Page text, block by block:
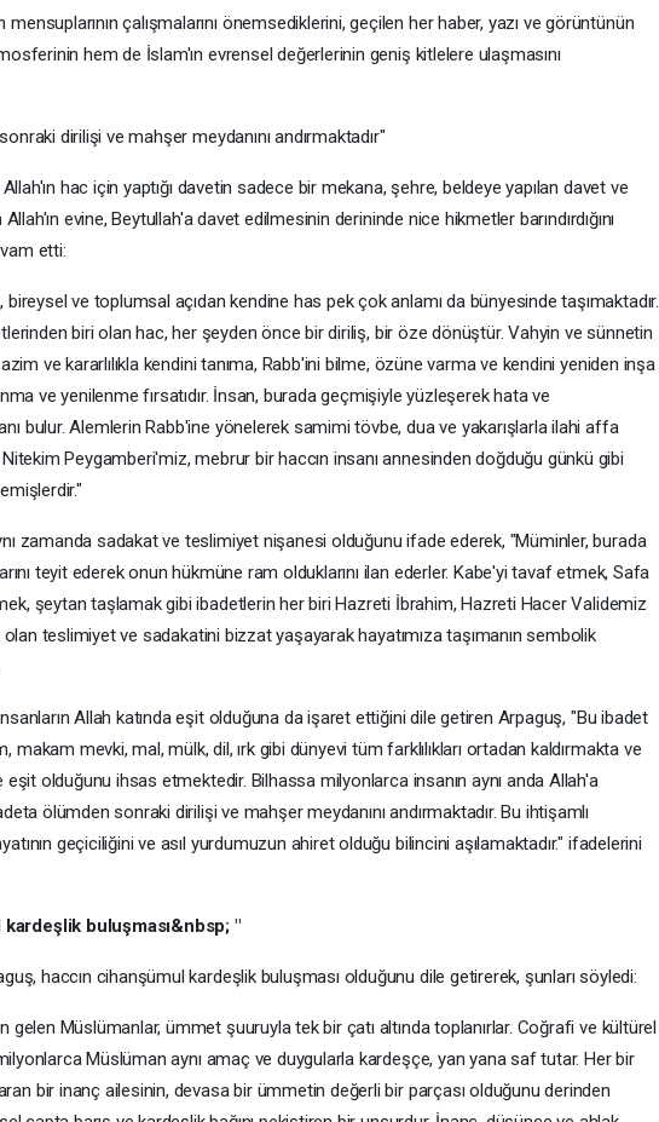
çalışmalarını önemsediklerini, geçilen her haber, yazı ve görüntünün
hem de İslam'ın evrensel değerlerinin geniş kitlelere ulaşmasını
dirilişi ve mahşer meydanını andırmaktadır"
hac için yaptığı davetin sadece bir mekana, şehre, beldeye yapılan davet ve
Allah'ın evine, Beytullah'a davet edilmesinin derininde nice hikmetler barındırdığını
etti:
ve toplumsal açıdan kendine has pek çok anlamı da bünyesinde taşımaktadır.
biri olan hac, her şeyden önce bir diriliş, bir öze dönüştür. Vahyin ve sünnetin
ve kararlılıkla kendini tanıma, Rabb'ini bilme, özüne varma ve kendini yeniden inşa
ve yenilenme fırsatıdır. İnsan, burada geçmişiyle yüzleşerek hata ve
bulur. Alemlerin Rabb'ine yönelerek samimi tövbe, dua ve yakarışlarla ilahi affa
Peygamberi'miz, mebrur bir haccın insanı annesinden doğduğu günkü gibi
zamanda sadakat ve teslimiyet nişanesi olduğunu ifade ederek, "Müminler, burada
teyit ederek onun hükmüne ram olduklarını ilan ederler. Kabe'yi tavaf etmek, Safa
şeytan taşlamak gibi ibadetlerin her biri Hazreti İbrahim, Hazreti Hacer Validemiz
teslimiyet ve sadakatini bizzat yaşayarak hayatımıza taşımanın sembolik
Allah katında eşit olduğuna da işaret ettiğini dile getiren Arpaguş, "Bu ibadet
makam mevki, mal, mülk, dil, ırk gibi dünyevi tüm farklılıkları ortadan kaldırmakta ve
eşit olduğunu ihsas etmektedir. Bilhassa milyonlarca insanın aynı anda Allah'a
ölümden sonraki dirilişi ve mahşer meydanını andırmaktadır. Bu ihtişamlı
geçiciliğini ve asıl yurdumuzun ahiret olduğu bilincini aşılamaktadır." ifadelerini
buluşması&nbsp; "
haccın cihanşümul kardeşlik buluşması olduğunu dile getirerek, şunları söyledi:
gelen Müslümanlar, ümmet şuuruyla tek bir çatı altında toplanırlar. Coğrafi ve kültürel
Müslüman aynı amaç ve duygularla kardeşçe, yan yana saf tutar. Her bir
bir inanç ailesinin, devasa bir ümmetin değerli bir parçası olduğunu derinden